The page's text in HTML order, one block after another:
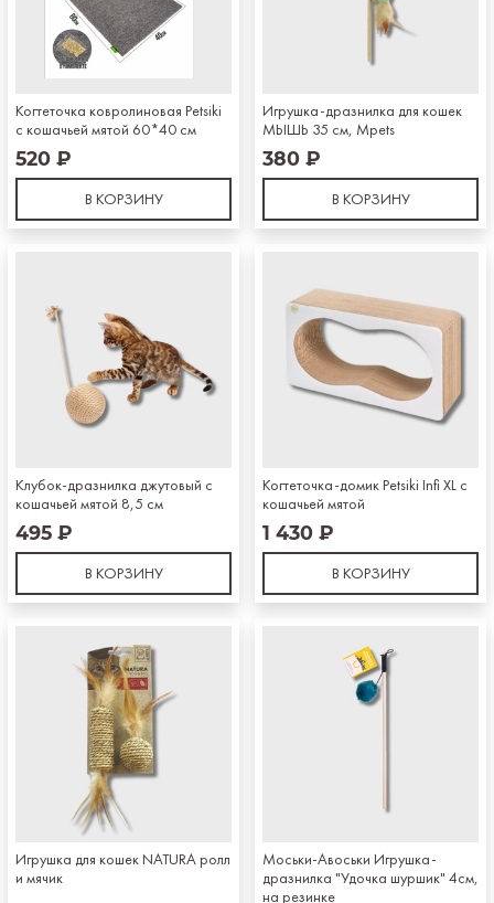
Когтеточка ковролиновая Petsiki
с кошачьей мятой 60*40 см
520 ₽
В КОРЗИНУ
Игрушка-дразнилка для кошек
МЫШЬ 35 см, Mpets
380 ₽
В КОРЗИНУ
Клубок-дразнилка джутовый с
кошачьей мятой 8,5 см
495 ₽
В КОРЗИНУ
Когтеточка-домик Petsiki Infi XL с
кошачьей мятой
1 430 ₽
В КОРЗИНУ
Игрушка для кошек NATURA ролл
и мячик
Моськи-Авоськи Игрушка-
дразнилка "Удочка шуршик" 4см,
на резинке